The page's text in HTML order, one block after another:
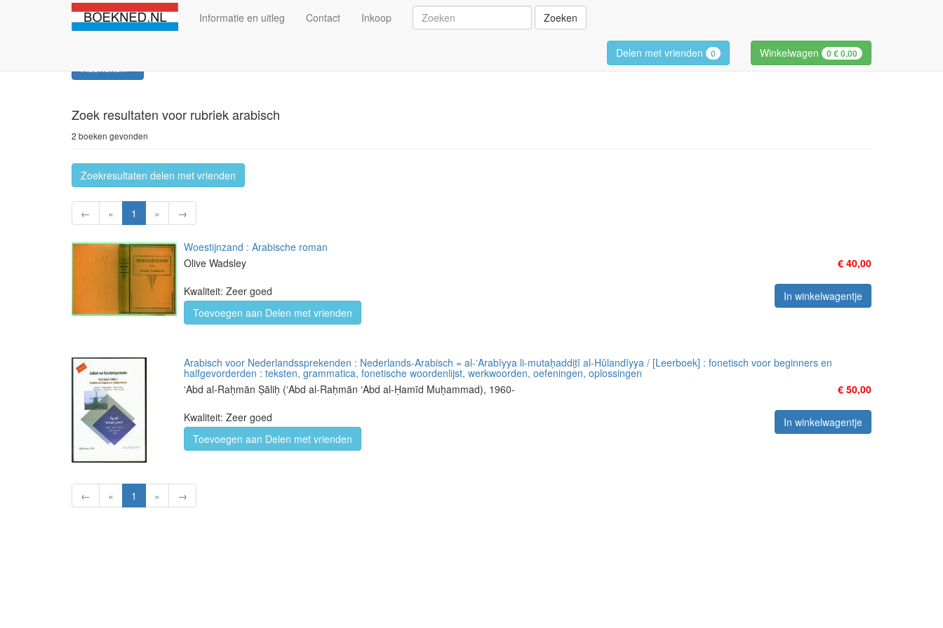
Informatie en uitleg Contact Inkoop Zoeken
Delen met vrienden 0 Winkelwagen 0€ 0,00
Rubrieken
Zoek resultaten voor rubriek arabisch
2 boeken gevonden
Zoekresultaten delen met vrienden
← « 1 » →
Woestijnzand : Arabische roman
Olive Wadsley
€ 40,00
Kwaliteit: Zeer goed
In winkelwagentje
Toevoegen aan Delen met vrienden
Arabisch voor Nederlandssprekenden : Nederlands-Arabisch = al-ʻArabīyya li-mutaḥaddit̲ī al-Hūlandīyya / [Leerboek] : fonetisch voor beginners en
halfgevorderden : teksten, grammatica, fonetische woordenlijst, werkwoorden, oefeningen, oplossingen
ʻAbd al-Raḥmān Ṣāliḥ (ʻAbd al-Raḥmān ʻAbd al-Ḥamīd Muḥammad), 1960-
€ 50,00
Kwaliteit: Zeer goed
In winkelwagentje
Toevoegen aan Delen met vrienden
← « 1 » →